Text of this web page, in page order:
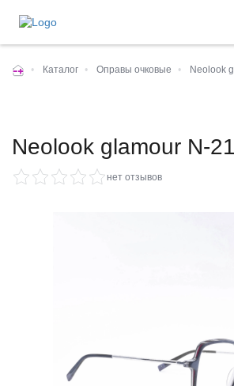
• Каталог • Оправы очковые • Neolook
Neolook glamour N-
нет отзывов